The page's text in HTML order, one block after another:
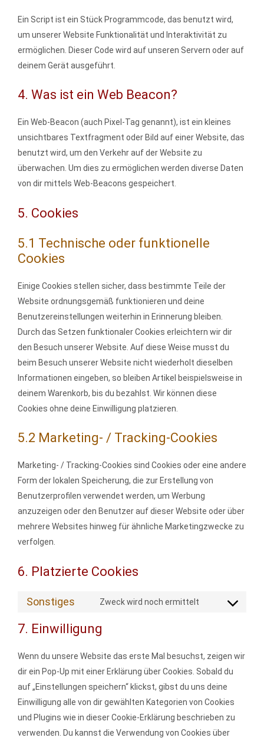
Ein Script ist ein Stück Programmcode, das benutzt wird,
um unserer Website Funktionalität und Interaktivität zu
ermöglichen. Dieser Code wird auf unseren Servern oder auf
deinem Gerät ausgeführt.
4. Was ist ein Web Beacon?
Ein Web-Beacon (auch Pixel-Tag genannt), ist ein kleines
unsichtbares Textfragment oder Bild auf einer Website, das
benutzt wird, um den Verkehr auf der Website zu
überwachen. Um dies zu ermöglichen werden diverse Daten
von dir mittels Web-Beacons gespeichert.
5. Cookies
5.1 Technische oder funktionelle
Cookies
Einige Cookies stellen sicher, dass bestimmte Teile der
Website ordnungsgemäß funktionieren und deine
Benutzereinstellungen weiterhin in Erinnerung bleiben.
Durch das Setzen funktionaler Cookies erleichtern wir dir
den Besuch unserer Website. Auf diese Weise musst du
beim Besuch unserer Website nicht wiederholt dieselben
Informationen eingeben, so bleiben Artikel beispielsweise in
deinem Warenkorb, bis du bezahlst. Wir können diese
Cookies ohne deine Einwilligung platzieren.
5.2 Marketing- / Tracking-Cookies
Marketing- / Tracking-Cookies sind Cookies oder eine andere
Form der lokalen Speicherung, die zur Erstellung von
Benutzerprofilen verwendet werden, um Werbung
anzuzeigen oder den Benutzer auf dieser Website oder über
mehrere Websites hinweg für ähnliche Marketingzwecke zu
verfolgen.
6. Platzierte Cookies
Sonstiges Zweck wird noch ermittelt
7. Einwilligung
Wenn du unsere Website das erste Mal besuchst, zeigen wir
dir ein Pop-Up mit einer Erklärung über Cookies. Sobald du
auf „Einstellungen speichern“ klickst, gibst du uns deine
Einwilligung alle von dir gewählten Kategorien von Cookies
und Plugins wie in dieser Cookie-Erklärung beschrieben zu
verwenden. Du kannst die Verwendung von Cookies über